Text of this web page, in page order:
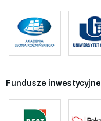
Fundusze inwestycyjne